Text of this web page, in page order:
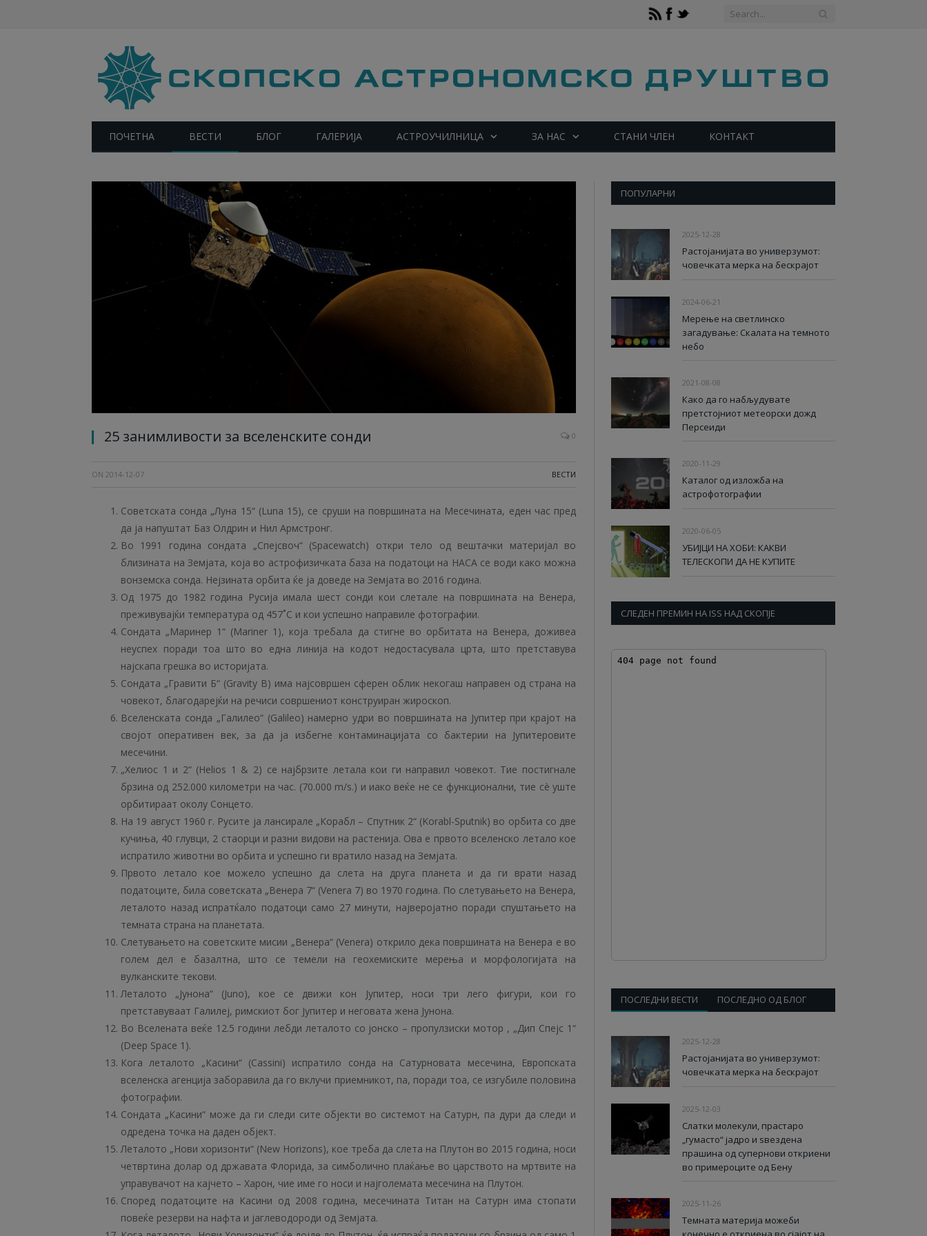
ПОЧЕТНА ВЕСТИ БЛОГ ГАЛЕРИЈА АСТРОУЧИЛНИЦА ЗА НАС СТАНИ ЧЛЕН КОНТАКТ
25 занимливости за вселенските сонди 0
ON 2014-12-07 ВЕСТИ
Советската сонда „Луна 15“ (Luna 15), се сруши на површината на Месечината, еден час пред
да ја напуштат Баз Олдрин и Нил Армстронг.
Во 1991 година сондата „Спејсвоч“ (Spacewatch) откри тело од вештачки материјал во
близината на Земјата, која во астрофизичката база на податоци на НАСА се води како можна
вонземска сонда. Нејзината орбита ќе ја доведе на Земјата во 2016 година.
Од 1975 до 1982 година Русија имала шест сонди кои слетале на површината на Венера,
преживувајќи температура од 457˚C и кои успешно направиле фотографии.
Сондата „Маринер 1“ (Mariner 1), која требала да стигне во орбитата на Венера, доживеа
неуспех поради тоа што во една линија на кодот недостасувала црта, што претставува
најскапа грешка во историјата.
Сондата „Гравити Б“ (Gravity B) има најсовршен сферен облик некогаш направен од страна на
човекот, благодарејќи на речиси совршениот конструиран жироскоп.
Вселенската сонда „Галилео“ (Galileo) намерно удри во површината на Јупитер при крајот на
својот оперативен век, за да ја избегне контаминацијата со бактерии на Јупитеровите
месечини.
„Хелиос 1 и 2“ (Helios 1 & 2) се најбрзите летала кои ги направил човекот. Тие постигнале
брзина од 252.000 километри на час. (70.000 m/s.) и иако веќе не се функционални, тие сè уште
орбитираат околу Сонцето.
На 19 август 1960 г. Русите ја лансирале „Корабл – Спутник 2“ (Korabl-Sputnik) во орбита со две
кучиња, 40 глувци, 2 стаорци и разни видови на растенија. Ова е првото вселенско летало кое
испратило животни во орбита и успешно ги вратило назад на Земјата.
Првото летало кое можело успешно да слета на друга планета и да ги врати назад
податоците, била советската „Венера 7“ (Venera 7) во 1970 година. По слетувањето на Венера,
леталото назад испратќало податоци само 27 минути, најверојатно поради спуштањето на
темната страна на планетата.
Слетувањето на советските мисии „Венера“ (Venera) открило дека површината на Венера е во
голем дел е базалтна, што се темели на геохемиските мерења и морфологијата на
вулканските текови.
Леталото „Јунона“ (Juno), кое се движи кон Јупитер, носи три лего фигури, кои го
претставуваат Галилеј, римскиот бог Јупитер и неговата жена Јунона.
Во Вселената веќе 12.5 години лебди леталото со јонскo – пропулзиски мотор , „Дип Спејс 1“
(Deep Space 1).
Кога леталото „Касини“ (Cassini) испратило сонда на Сатурновата месечина, Европската
вселенска агенција заборавила да го вклучи приемникот, па, поради тоа, се изгубиле половина
фотографии.
Сондата „Касини“ може да ги следи сите објекти во системот на Сатурн, па дури да следи и
одредена точка на даден објект.
Леталото „Нови хоризонти“ (New Horizons), кое треба да слета на Плутон во 2015 година, носи
четвртина долар од државата Флорида, за симболично плаќање во царството на мртвите на
управувачот на кајчето – Харон, чие име го носи и најголемата месечина на Плутон.
Според податоците на Касини од 2008 година, месечината Титан на Сатурн има стопати
повеќе резерви на нафта и јаглеводороди од Земјата.
ПОПУЛАРНИ
2025-12-28
Растојанијата во универзумот:
човечката мерка на бескрајот
2024-06-21
Мерење на светлинско
загадување: Скалата на темното
небо
2021-08-08
Како да го набљудувате
претстојниот метеорски дожд
Персеиди
2020-11-29
Каталог од изложба на
астрофотографии
2020-06-05
УБИЈЦИ НА ХОБИ: КАКВИ
ТЕЛЕСКОПИ ДА НЕ КУПИТЕ
СЛЕДЕН ПРЕМИН НА ISS НАД СКОПЈЕ
ПОСЛЕДНИ ВЕСТИ ПОСЛЕДНО ОД БЛОГ
2025-12-28
Растојанијата во универзумот:
човечката мерка на бескрајот
2025-12-03
Слатки молекули, прастаро
„гумасто“ јадро и ѕвездена
прашина од супернови откриени
во примероците од Бену
2025-11-26
Темната материја можеби